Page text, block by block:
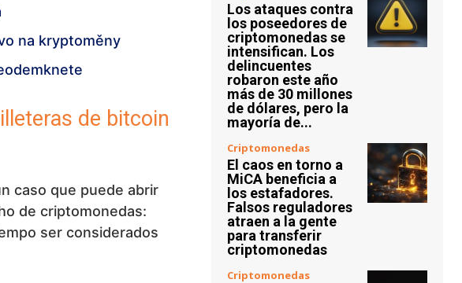
na kryptoměny
de bitcoin
caso que puede abrir
de criptomonedas:
ser considerados
Los ataques contra
los poseedores de
criptomonedas se
intensifican. Los
delincuentes
robaron este año
más de 30 millones
de dólares, pero la
mayoría de...
Criptomonedas
El caos en torno a
MiCA beneficia a
los estafadores.
Falsos reguladores
atraen a la gente
para transferir
criptomonedas
Criptomonedas